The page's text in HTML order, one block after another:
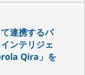
連携するパ
ンテリジェ
Qira」を